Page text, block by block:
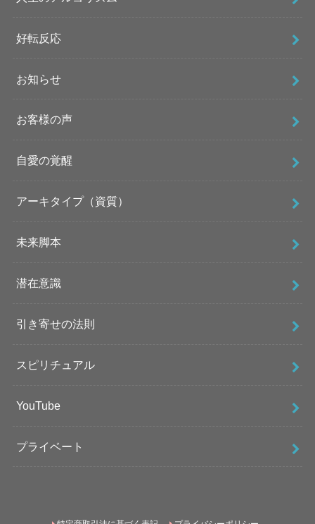
好転反応
お知らせ
お客様の声
自愛の覚醒
アーキタイプ（資質）
未来脚本
潜在意識
引き寄せの法則
スピリチュアル
YouTube
プライベート